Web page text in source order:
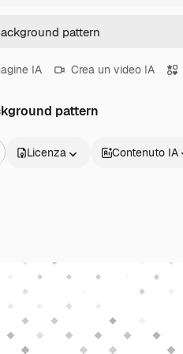
IA Crea un video IA
pattern
Licenza Contenuto IA